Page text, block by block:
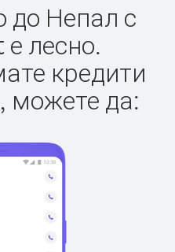
до Непал с
лесно.
кредити
можете да: